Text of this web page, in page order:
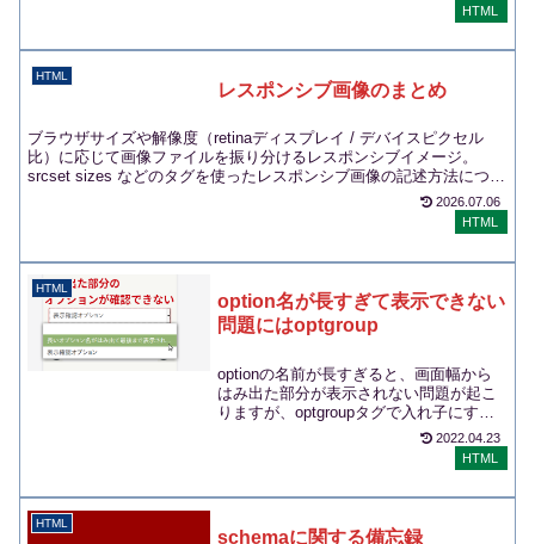
HTML
HTML
レスポンシブ画像のまとめ
ブラウザサイズや解像度（retinaディスプレイ / デバイスピクセル
比）に応じて画像ファイルを振り分けるレスポンシブイメージ。
srcset sizes などのタグを使ったレスポンシブ画像の記述方法につい
2026.07.06
HTML
HTML
option名が長すぎて表示できない
問題にはoptgroup
optionの名前が長すぎると、画面幅から
はみ出た部分が表示されない問題が起こ
りますが、optgroupタグで入れ子にする
と自動的に改行、または文字サイズが縮
小され途中で省略されずに表示できるよ
2022.04.23
HTML
HTML
schemaに関する備忘録